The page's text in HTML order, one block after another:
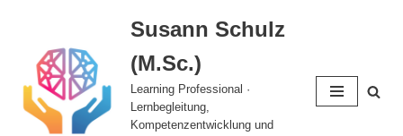
Inhalt
springen
Susann Schulz
(M.Sc.)
Learning Professional ·
Lernbegleitung,
Kompetenzentwicklung und